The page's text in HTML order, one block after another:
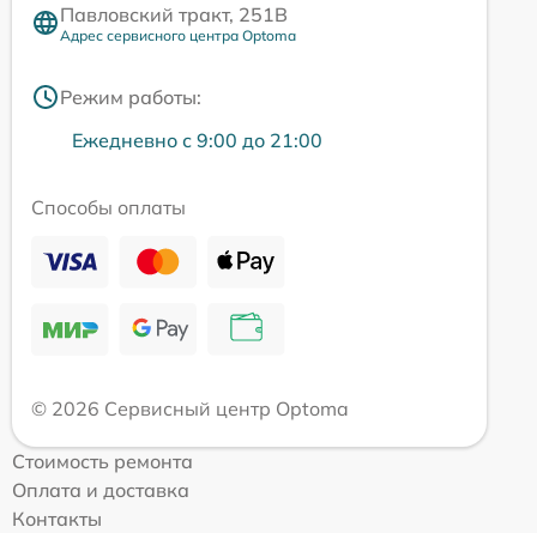
Павловский тракт, 251В
Адрес сервисного центра Optoma
Режим работы:
Ежедневно с 9:00 до 21:00
Способы оплаты
© 2026 Сервисный центр Optoma
Стоимость ремонта
Оплата и доставка
Контакты